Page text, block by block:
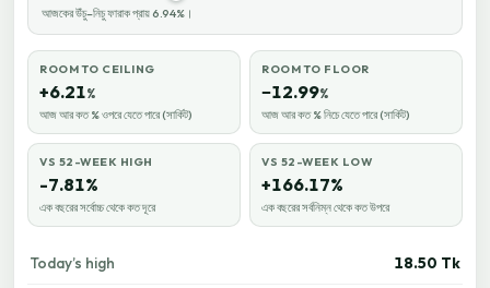
আজকের উঁচু–নিচু ফারাক প্রায় 6.94%।
ROOM TO CEILING
+6.21%
আজ আর কত % ওপরে যেতে পারে (সার্কিট)
ROOM TO FLOOR
−12.99%
আজ আর কত % নিচে যেতে পারে (সার্কিট)
VS 52-WEEK HIGH
-7.81%
এক বছরের সর্বোচ্চ থেকে কত দূরে
VS 52-WEEK LOW
+166.17%
এক বছরের সর্বনিম্ন থেকে কত উপরে
Today’s high 18.50 Tk